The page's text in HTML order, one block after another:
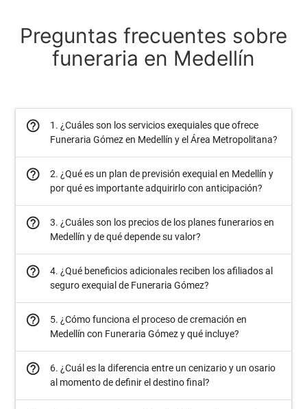
Preguntas frecuentes sobre
funeraria en Medellín
help_outline
1. ¿Cuáles son los servicios exequiales que ofrece
Funeraria Gómez en Medellín y el Área Metropolitana?
help_outline
2. ¿Qué es un plan de previsión exequial en Medellín y
por qué es importante adquirirlo con anticipación?
help_outline
3. ¿Cuáles son los precios de los planes funerarios en
Medellín y de qué depende su valor?
help_outline
4. ¿Qué beneficios adicionales reciben los afiliados al
seguro exequial de Funeraria Gómez?
help_outline
5. ¿Cómo funciona el proceso de cremación en
Medellín con Funeraria Gómez y qué incluye?
help_outline
6. ¿Cuál es la diferencia entre un cenizario y un osario
al momento de definir el destino final?